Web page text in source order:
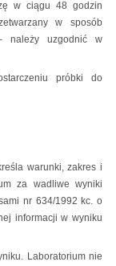
w ciągu 48 godzin
w sposób
należy uzgodnić w
próbki do
warunki, zakres i
za wadliwe wyniki
nr 634/1992 kc. o
informacji w wyniku
Laboratorium nie